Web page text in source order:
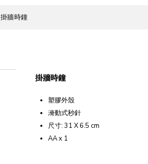
掛牆時鐘
掛牆時鐘
塑膠外殼
滑動式秒針
尺寸: 31 X 6.5 cm
AA x 1